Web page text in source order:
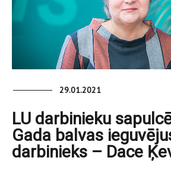
29.01.2021
LU darbinieku
Gada balvas
darbinieks – Dace